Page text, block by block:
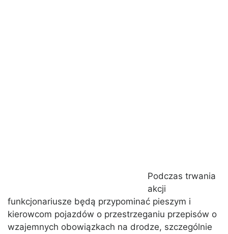
Podczas trwania
akcji
funkcjonariusze będą przypominać pieszym i
kierowcom pojazdów o przestrzeganiu przepisów o
wzajemnych obowiązkach na drodze, szczególnie